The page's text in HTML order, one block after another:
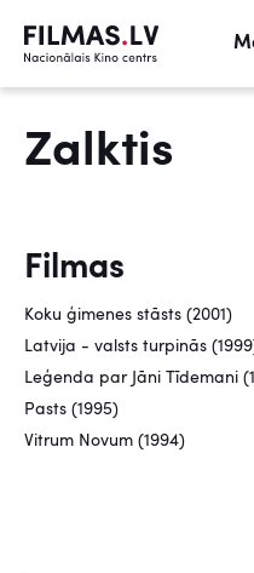
Zalktis
Filmas
Koku ģimenes stāsts (2001)
Latvija - valsts turpinās
Leģenda par Jāni Tīdemani
Pasts (1995)
Vitrum Novum (1994)